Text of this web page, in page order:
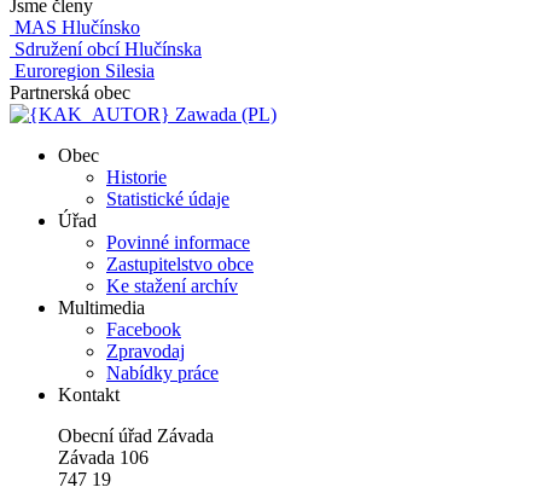
Jsme členy
MAS Hlučínsko
Sdružení obcí Hlučínska
Euroregion Silesia
Partnerská obec
Zawada (PL)
Obec
Historie
Statistické údaje
Úřad
Povinné informace
Zastupitelstvo obce
Ke stažení archív
Multimedia
Facebook
Zpravodaj
Nabídky práce
Kontakt
Obecní úřad Závada
Závada 106
747 19